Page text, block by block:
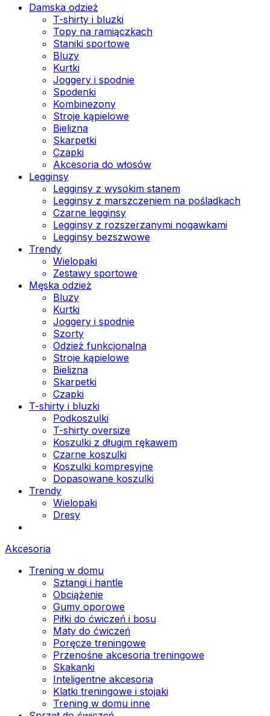
Damska odzież
T-shirty i bluzki
Topy na ramiączkach
Staniki sportowe
Bluzy
Kurtki
Joggery i spodnie
Spodenki
Kombinezony
Stroje kąpielowe
Bielizna
Skarpetki
Czapki
Akcesoria do włosów
Legginsy
Legginsy z wysokim stanem
Legginsy z marszczeniem na pośladkach
Czarne legginsy
Legginsy z rozszerzanymi nogawkami
Legginsy bezszwowe
Trendy
Wielopaki
Zestawy sportowe
Męska odzież
Bluzy
Kurtki
Joggery i spodnie
Szorty
Odzież funkcjonalna
Stroje kąpielowe
Bielizna
Skarpetki
Czapki
T-shirty i bluzki
Podkoszulki
T-shirty oversize
Koszulki z długim rękawem
Czarne koszulki
Koszulki kompresyjne
Dopasowane koszulki
Trendy
Wielopaki
Dresy
Akcesoria
Trening w domu
Sztangi i hantle
Obciążenie
Gumy oporowe
Piłki do ćwiczeń i bosu
Maty do ćwiczeń
Poręcze treningowe
Przenośne akcesoria treningowe
Skakanki
Inteligentne akcesoria
Klatki treningowe i stojaki
Trening w domu inne